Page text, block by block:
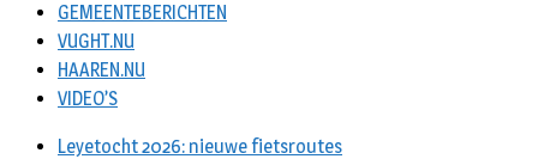
GEMEENTEBERICHTEN
VUGHT.NU
HAAREN.NU
VIDEO’S
Leyetocht 2026: nieuwe fietsroutes